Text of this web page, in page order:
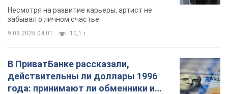
Несмотря на развитие карьеры, артист не
забывал о личном счастье
9.08.2026 04:01 10,1 т.
В ПриватБанке рассказали,
действительны ли доллары 1996
года: принимают ли обменники и